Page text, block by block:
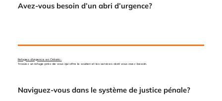
Avez-vous besoin d’un abri d’urgence?
Refuges d’urgence en Ontario :
Trouvez un refuge près de vous qui offre le soutien et les services dont vous avez besoin.
Naviguez-vous dans le système de justice pénale?